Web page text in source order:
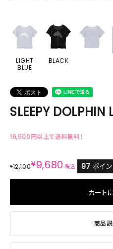
LIGHT
BLUE
BLACK
SLEEPY DOLPHIN
16,500円以上で送料無料！
¥12,100¥9,680 税込 97 ポイ
カート
商品